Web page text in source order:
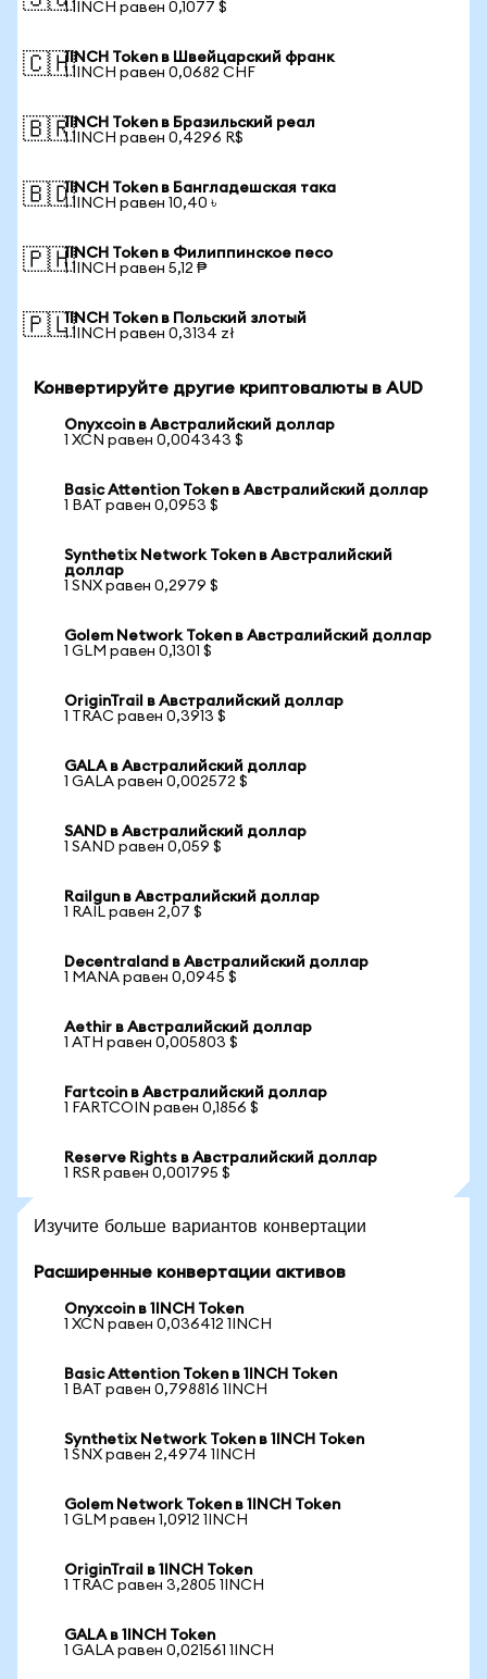
1 1INCH равен 0,1077 $
🇨🇭1INCH Token в Швейцарский франк
1 1INCH равен 0,0682 CHF
🇧🇷1INCH Token в Бразильский реал
1 1INCH равен 0,4296 R$
🇧🇩1INCH Token в Бангладешская така
1 1INCH равен 10,40 ৳
🇵🇭1INCH Token в Филиппинское песо
1 1INCH равен 5,12 ₱
🇵🇱1INCH Token в Польский злотый
1 1INCH равен 0,3134 zł
Конвертируйте другие криптовалюты в AUD
Onyxcoin в Австралийский доллар
1 XCN равен 0,004343 $
Basic Attention Token в Австралийский доллар
1 BAT равен 0,0953 $
Synthetix Network Token в Австралийский
доллар
1 SNX равен 0,2979 $
Golem Network Token в Австралийский доллар
1 GLM равен 0,1301 $
OriginTrail в Австралийский доллар
1 TRAC равен 0,3913 $
GALA в Австралийский доллар
1 GALA равен 0,002572 $
SAND в Австралийский доллар
1 SAND равен 0,059 $
Railgun в Австралийский доллар
1 RAIL равен 2,07 $
Decentraland в Австралийский доллар
1 MANA равен 0,0945 $
Aethir в Австралийский доллар
1 ATH равен 0,005803 $
Fartcoin в Австралийский доллар
1 FARTCOIN равен 0,1856 $
Reserve Rights в Австралийский доллар
1 RSR равен 0,001795 $
Изучите больше вариантов конвертации
Расширенные конвертации активов
Onyxcoin в 1INCH Token
1 XCN равен 0,036412 1INCH
Basic Attention Token в 1INCH Token
1 BAT равен 0,798816 1INCH
Synthetix Network Token в 1INCH Token
1 SNX равен 2,4974 1INCH
Golem Network Token в 1INCH Token
1 GLM равен 1,0912 1INCH
OriginTrail в 1INCH Token
1 TRAC равен 3,2805 1INCH
GALA в 1INCH Token
1 GALA равен 0,021561 1INCH